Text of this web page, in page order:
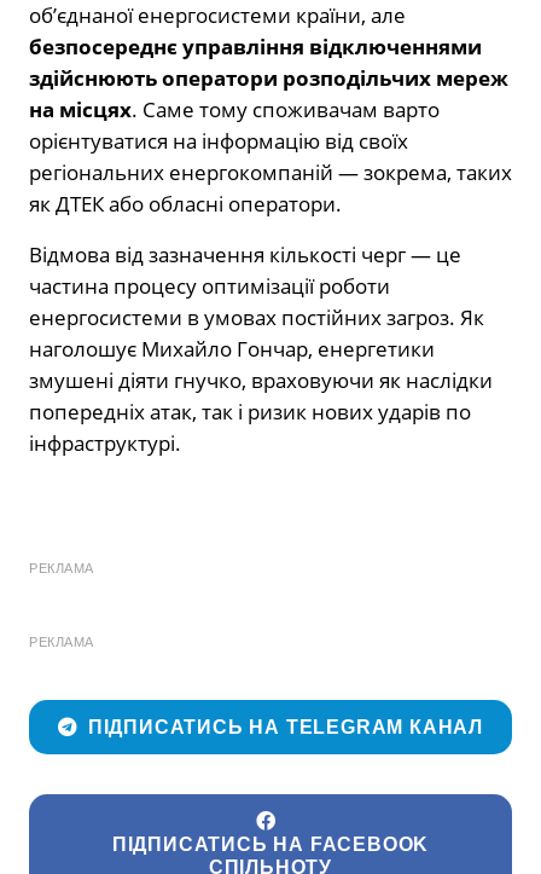
об’єднаної енергосистеми країни, але
безпосереднє управління відключеннями
здійснюють оператори розподільчих мереж
на місцях. Саме тому споживачам варто
орієнтуватися на інформацію від своїх
регіональних енергокомпаній — зокрема, таких
як ДТЕК або обласні оператори.
Відмова від зазначення кількості черг — це
частина процесу оптимізації роботи
енергосистеми в умовах постійних загроз. Як
наголошує Михайло Гончар, енергетики
змушені діяти гнучко, враховуючи як наслідки
попередніх атак, так і ризик нових ударів по
інфраструктурі.
РЕКЛАМА
РЕКЛАМА
ПІДПИСАТИСЬ НА TELEGRAM КАНАЛ
ПІДПИСАТИСЬ НА FACEBOOK
СПІЛЬНОТУ